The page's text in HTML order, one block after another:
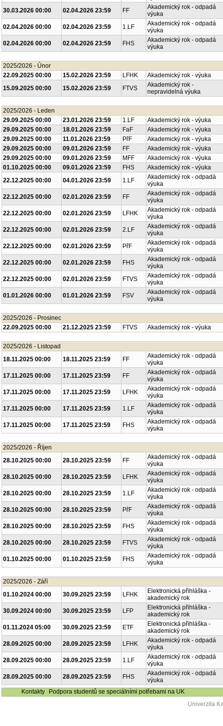
30.03.2026 00:00
02.04.2026 23:59 FF
Akademický rok - odpadá
výuka
02.04.2026 00:00
02.04.2026 23:59 1.LF
Akademický rok - odpadá
výuka
02.04.2026 00:00
02.04.2026 23:59 FHS
Akademický rok - odpadá
výuka
2025/2026 - Únor
22.09.2025 00:00
15.02.2026 23:59 LFHK
Akademický rok - výuka
15.09.2025 00:00
15.02.2026 23:59 FTVS
Akademický rok -
nepravidelná výuka
2025/2026 - Leden
29.09.2025 00:00
23.01.2026 23:59 1.LF
Akademický rok - výuka
29.09.2025 00:00
18.01.2026 23:59 FaF
Akademický rok - výuka
29.09.2025 00:00
11.01.2026 23:59 PřF
Akademický rok - výuka
29.09.2025 00:00
09.01.2026 23:59 FF
Akademický rok - výuka
29.09.2025 00:00
09.01.2026 23:59 MFF
Akademický rok - výuka
01.10.2025 00:00
09.01.2026 23:59 FHS
Akademický rok - výuka
22.12.2025 00:00
04.01.2026 23:59 1.LF
Akademický rok - odpadá
výuka
22.12.2025 00:00
02.01.2026 23:59 FF
Akademický rok - odpadá
výuka
22.12.2025 00:00
02.01.2026 23:59 LFHK
Akademický rok - odpadá
výuka
22.12.2025 00:00
02.01.2026 23:59 2.LF
Akademický rok - odpadá
výuka
22.12.2025 00:00
02.01.2026 23:59 PřF
Akademický rok - odpadá
výuka
22.12.2025 00:00
02.01.2026 23:59 FHS
Akademický rok - odpadá
výuka
22.12.2025 00:00
02.01.2026 23:59 FTVS
Akademický rok - odpadá
výuka
01.01.2026 00:00
01.01.2026 23:59 FSV
Akademický rok - odpadá
výuka
2025/2026 - Prosinec
22.09.2025 00:00
21.12.2025 23:59 FTVS Akademický rok - výuka
2025/2026 - Listopad
18.11.2025 00:00
18.11.2025 23:59 FF
Akademický rok - odpadá
výuka
17.11.2025 00:00
17.11.2025 23:59 FF
Akademický rok - odpadá
výuka
17.11.2025 00:00
17.11.2025 23:59 LFHK
Akademický rok - odpadá
výuka
17.11.2025 00:00
17.11.2025 23:59 1.LF
Akademický rok - odpadá
výuka
17.11.2025 00:00
17.11.2025 23:59 FHS
Akademický rok - odpadá
výuka
2025/2026 - Říjen
28.10.2025 00:00
28.10.2025 23:59 FF
Akademický rok - odpadá
výuka
28.10.2025 00:00
28.10.2025 23:59 LFHK
Akademický rok - odpadá
výuka
28.10.2025 00:00
28.10.2025 23:59 1.LF
Akademický rok - odpadá
výuka
28.10.2025 00:00
28.10.2025 23:59 PřF
Akademický rok - odpadá
výuka
28.10.2025 00:00
28.10.2025 23:59 FHS
Akademický rok - odpadá
výuka
28.10.2025 00:00
28.10.2025 23:59 FTVS
Akademický rok - odpadá
výuka
01.10.2025 00:00
01.10.2025 23:59 FHS
Akademický rok - odpadá
výuka
2025/2026 - Září
01.10.2024 00:00
30.09.2025 23:59 LFHK
Elektronická přihláška -
akademický rok
30.09.2024 00:00
30.09.2025 23:59 LFP
Elektronická přihláška -
akademický rok
01.11.2024 05:00
30.09.2025 23:59 ETF
Elektronická přihláška -
akademický rok
28.09.2025 00:00
28.09.2025 23:59 LFHK
Akademický rok - odpadá
výuka
28.09.2025 00:00
28.09.2025 23:59 1.LF
Akademický rok - odpadá
výuka
28.09.2025 00:00
28.09.2025 23:59 FHS
Akademický rok - odpadá
výuka
Kontakty
Podpora studentů se speciálními potřebami na UK
Univerzita